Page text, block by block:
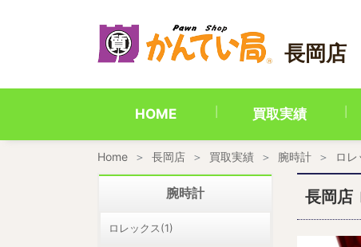
長岡店
HOME 買取実績
Home 長岡店 買取実績 腕時計 ロレ
長岡店
腕時計
ロレックス(1)